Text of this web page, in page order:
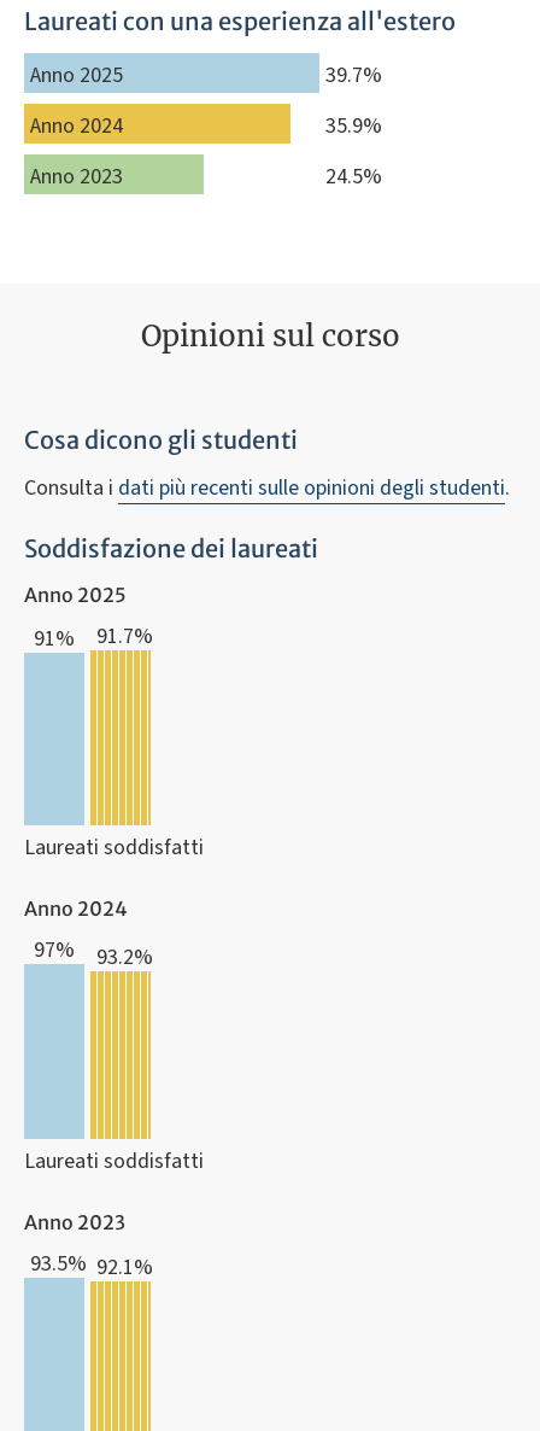
Laureati con una esperienza all'estero
Anno 2025
39.7%
Anno 2024
35.9%
Anno 2023
24.5%
Opinioni sul corso
Cosa dicono gli studenti
Consulta i dati più recenti sulle opinioni degli studenti.
Soddisfazione dei laureati
Anno 2025
91% 91.7%
Laureati soddisfatti
Anno 2024
97% 93.2%
Laureati soddisfatti
Anno 2023
93.5% 92.1%